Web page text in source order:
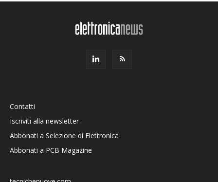
Contatti
Iscriviti alla newsletter
Abbonati a Selezione di Elettronica
Abbonati a PCB Magazine